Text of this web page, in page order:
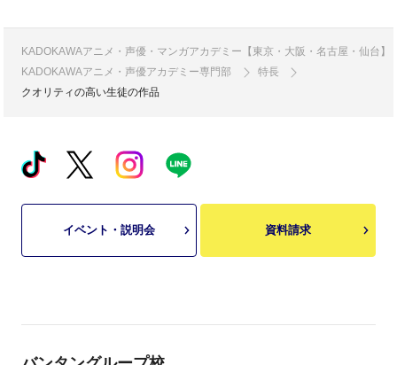
KADOKAWAアニメ・声優・マンガアカデミー【東京・大阪・名古屋・仙台】
KADOKAWAアニメ・声優アカデミー専門部
特長
クオリティの高い生徒の作品
イベント・説明会 資料請求